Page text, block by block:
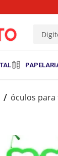
óculos para